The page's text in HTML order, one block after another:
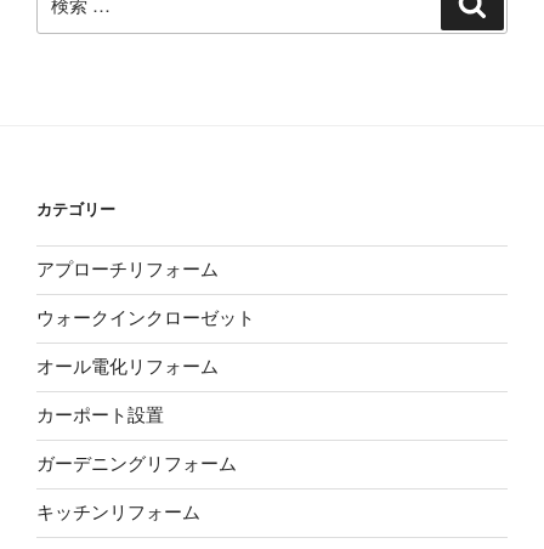
索:
カテゴリー
アプローチリフォーム
ウォークインクローゼット
オール電化リフォーム
カーポート設置
ガーデニングリフォーム
キッチンリフォーム